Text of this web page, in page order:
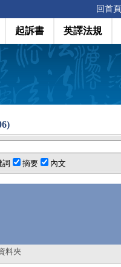
回首頁
起訴書 英譯法規
詞 摘要 內文
料夾